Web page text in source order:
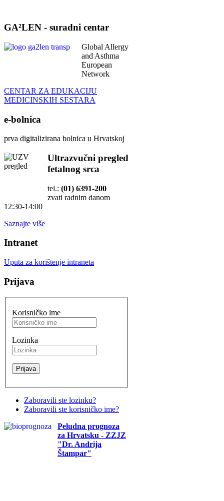
GA²LEN - suradni centar
Global Allergy
and Asthma
European
Network
CENTAR ZA EDUKACIJU
MEDICINSKIH SESTARA
e-bolnica
prva digitalizirana bolnica u Hrvatskoj
Ultrazvučni pregled
fetalnog srca
tel.: (01) 6391-200
zvati radnim danom
12:30-14:00
Saznajte više
Intranet
Uputa za korištenje intraneta
Prijava
Korisničko ime
Lozinka
Zaboravili ste lozinku?
Zaboravili ste korisničko ime?
Peludna prognoza
za Hrvatsku - ZZJZ
"Dr. Andrija
Štampar"